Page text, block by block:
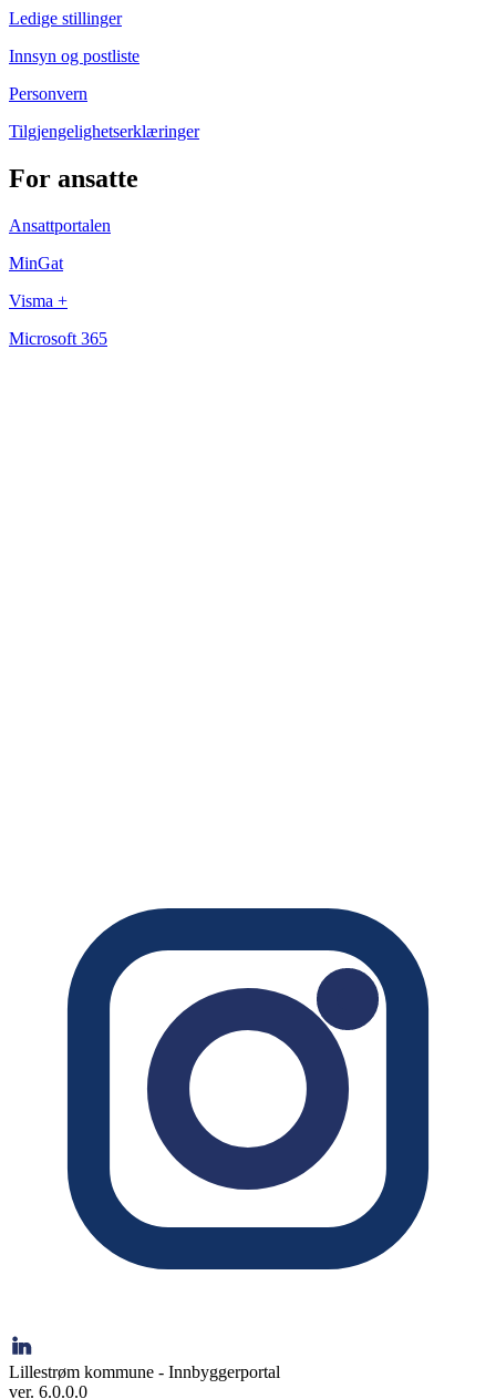
Ledige stillinger
Innsyn og postliste
Personvern
Tilgjengelighetserklæringer
For ansatte
Ansattportalen
MinGat
Visma +
Microsoft 365
Lillestrøm kommune - Innbyggerportal
ver. 6.0.0.0